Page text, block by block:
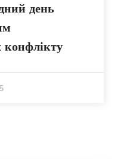
день
конфлікту